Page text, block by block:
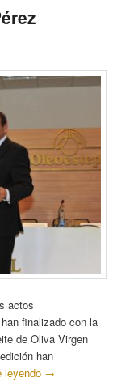
actos
finalizado con la
de Oliva Virgen
han
leyendo →